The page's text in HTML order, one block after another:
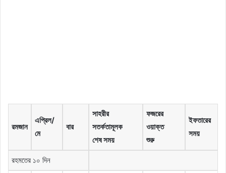
রমজান
এপ্রিল/
মে
বার
সাহরীর
সতর্কতামূলক
শেষ সময়
ফজরের
ওয়াক্ত
শুরু
ইফতারের
সময়
রহমতের ১০ দিন